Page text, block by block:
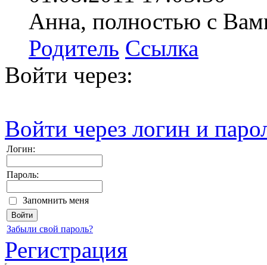
Анна, полностью с
Родитель Ссылка
Войти через:
Войти через логин и
Логин:
Пароль:
Запомнить меня
Забыли свой пароль?
Регистрация